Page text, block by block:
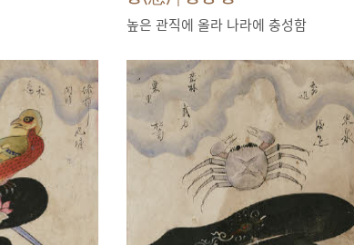
높은 관직에 올라 나라에 충성함